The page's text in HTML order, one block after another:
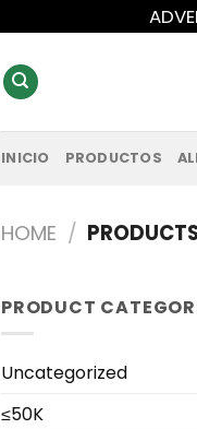
INICIO PRODUCTOS
HOME /
PRODUCT
Uncategorized
≤50K